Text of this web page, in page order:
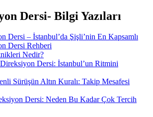
Dersi- Bilgi Yazıları
Dersi – İstanbul’da Şişli’nin En Kapsamlı
Dersi Rehberi
Nedir?
Dersi: İstanbul’un Ritmini
Sürüşün Altın Kuralı: Takip Mesafesi
Dersi: Neden Bu Kadar Çok Tercih